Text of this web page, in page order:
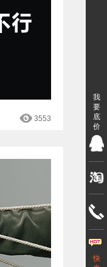
3553
我
要
底
价
快